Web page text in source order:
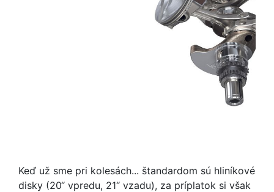
Keď už sme pri kolesách... štandardom sú hliníkové
disky (20“ vpredu, 21“ vzadu), za príplatok si však